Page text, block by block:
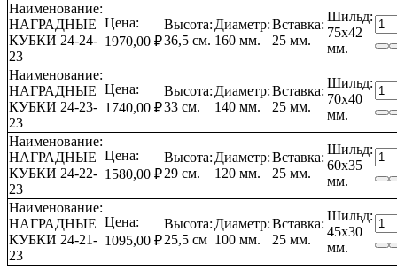
Наименование:
НАГРАДНЫЕ
КУБКИ 24-24-
23
Цена:
1970,00 ₽
Высота:
36,5 см.
Диаметр:
160 мм.
Вставка:
25 мм.
Шильд:
75х42
мм.
24-
21-
22-
23-
24-
23
Наименование:
НАГРАДНЫЕ
КУБКИ 24-23-
23
Цена:
1740,00 ₽
Высота:
33 см.
Диаметр:
140 мм.
Вставка:
25 мм.
Шильд:
70х40
мм.
24-
21-
22-
23-
24-
23
Наименование:
НАГРАДНЫЕ
КУБКИ 24-22-
23
Цена:
1580,00 ₽
Высота:
29 см.
Диаметр:
120 мм.
Вставка:
25 мм.
Шильд:
60х35
мм.
24-
21-
22-
23-
Наименование:
НАГРАДНЫЕ
КУБКИ 24-21-
23
Цена:
1095,00 ₽
Высота:
25,5 см
Диаметр:
100 мм.
Вставка:
25 мм.
Шильд:
45х30
мм.